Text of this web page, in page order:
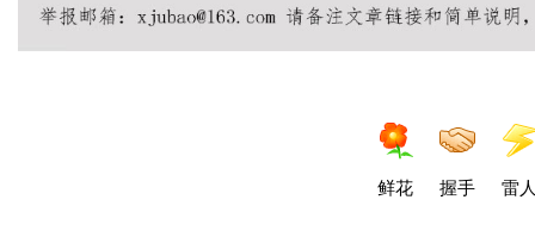
鲜花 握手 雷